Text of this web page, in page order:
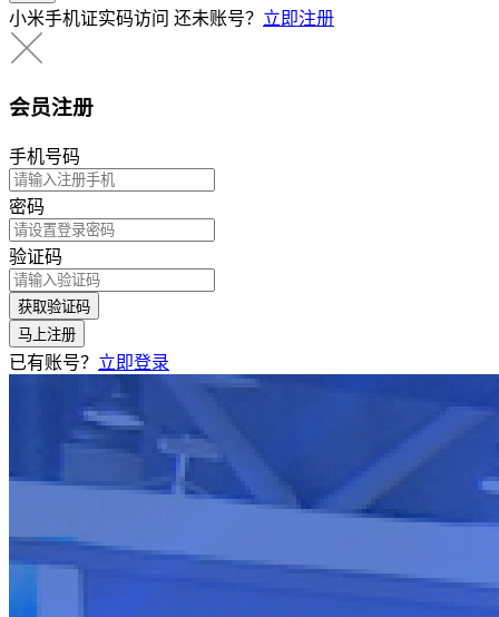
小米手机证实码访问 还未账号？ 立即注册
会员注册
手机号码
密码
验证码
获取验证码
马上注册
已有账号？ 立即登录